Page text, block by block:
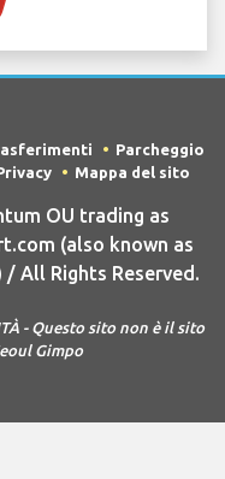
Parcheggio
Mappa del sito
OU trading as
(also known as
All Rights Reserved.
- Questo sito non è il sito
Gimpo